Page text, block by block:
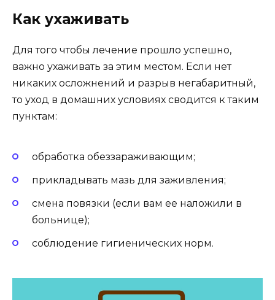
Как ухаживать
Для того чтобы лечение прошло успешно,
важно ухаживать за этим местом. Если нет
никаких осложнений и разрыв негабаритный,
то уход в домашних условиях сводится к таким
пунктам:
обработка обеззараживающим;
прикладывать мазь для заживления;
смена повязки (если вам ее наложили в
больнице);
соблюдение гигиенических норм.